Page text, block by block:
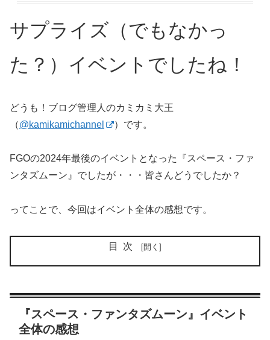
サプライズ（でもなかっ
た？）イベントでしたね！
どうも！ブログ管理人のカミカミ大王
（@kamikamichannel ）です。
FGOの2024年最後のイベントとなった『スペース・ファ
ンタズムーン』でしたが・・・皆さんどうでしたか？
ってことで、今回はイベント全体の感想です。
目次
『スペース・ファンタズムーン』イベント
全体の感想